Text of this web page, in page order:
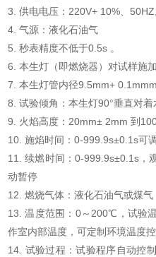
3. 供电电压：220V+ 10%、
4. 气源：液化石油气
5. 秒表精度不低于0.5s 。
6. 本生灯（即燃烧器）对试样施
7. 本生灯管内径9.5mm+
8. 试验倾角：本生灯90°垂直对
9. 火焰高度：20mm± 2mm 到
10. 施焰时间：0-999.9s±0.1s可
11. 续燃时间：0-999.9s±0.1s，
动暂停
12. 燃烧气体：液化石油气或煤气
13. 温度范围：0～200℃，试验
作室内部温度，可定制环境温度
14. 试验过程：试验程序自动控